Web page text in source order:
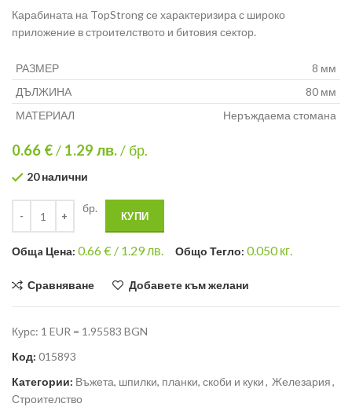
Карабината на TopStrong се характеризира с широко
приложение в строителството и битовия сектор.
РАЗМЕР
8 мм
ДЪЛЖИНА
80 мм
МАТЕРИАЛ
Неръждаема стомана
0.66 €/ 1.29 лв./ бр.
20 налични
бр.
КУПИ
Общa Цена: 0.66€ / 1.29 лв. Общо Тегло: 0.050кг.
Сравняване Добавете към желани
Курс: 1 EUR = 1.95583 BGN
Код: 015893
Категории: Въжета, шпилки, планки, скоби и куки, Железария,
Строителство